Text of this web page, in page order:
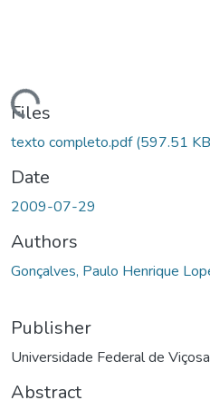
Files
texto completo.pdf(597.51
Date
2009-07-29
Authors
Gonçalves, Paulo Henrique
Publisher
Universidade Federal de Viçosa
Abstract